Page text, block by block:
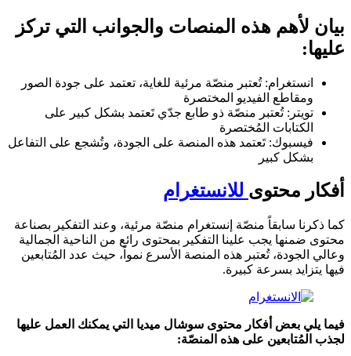
بيان لأهم هذه المنصات والجوانب التي تركز
عليها:
انستغرام: تُعتبر منصّة مرئية للغاية، تعتمد على جودة الصور
ومقاطع الفيديو المختصرة
تويتر: تُعتبر منصّة ذو طابع جدّي تَعتمد بشكل كبير على
الكتابات المُختصرة
فيسبوك: تَعتمد هذه المنصة على الجودة، وتُشجع على التفاعل
بشكل كبير
أفكار محتوى للانستغرام
كما ذكرنا سابقاً منصّة إنستغرام منصّة مرئية، وعند التفكير بصناعة
محتوى ضمنها يجب علينا التفكير بمحتوى رائع من الناحية الجمالية
وعالي الجودة، تُعتبر هذه المنصة الأسرع نمواً، حيث عدد المُتابعين
فيها يتزايد بسرعة كبيرة.
فيما يلي بعض أفكار محتوى سوشال ميديا التي يمكنك العمل عليها
لجذب المُتابعين على هذه المنصّة: